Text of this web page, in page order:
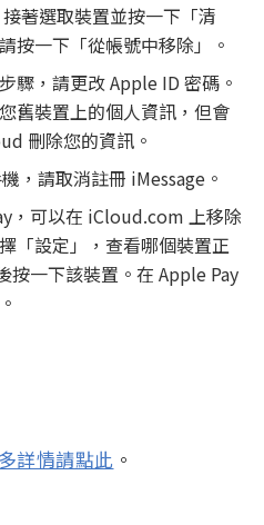
著選取裝置並按一下「清
按一下「從帳號中移除」。
驟，請更改 Apple ID 密碼。
舊裝置上的個人資訊，但會
刪除您的資訊。
，請取消註冊 iMessage。
，可以在 iCloud.com 上移除
「設定」，查看哪個裝置正
按一下該裝置。在 Apple Pay
詳情請點此 。